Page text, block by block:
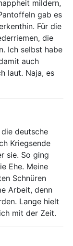
mildern,
gab es
Für die
die
Ich selbst habe
auch
laut. Naja, es
deutsche
Kriegsende
sie. So ging
Ehe. Meine
Schnüren
Arbeit, denn
Lange hielt
mit der Zeit.